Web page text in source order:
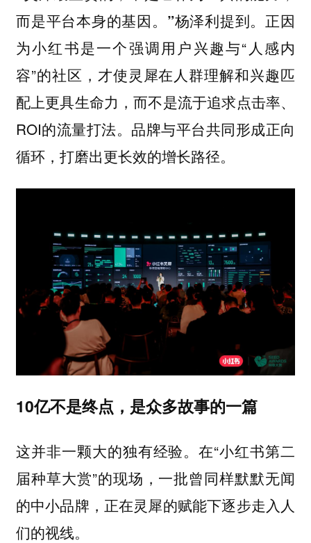
而是平台本身的基因。”杨泽利提到。正因
为小红书是一个强调用户兴趣与“人感内
容”的社区，才使灵犀在人群理解和兴趣匹
配上更具生命力，而不是流于追求点击率、
ROI的流量打法。品牌与平台共同形成正向
循环，打磨出更长效的增长路径。
10亿不是终点，是众多故事的一篇
这并非一颗大的独有经验。在“小红书第二
届种草大赏”的现场，一批曾同样默默无闻
的中小品牌，正在灵犀的赋能下逐步走入人
们的视线。